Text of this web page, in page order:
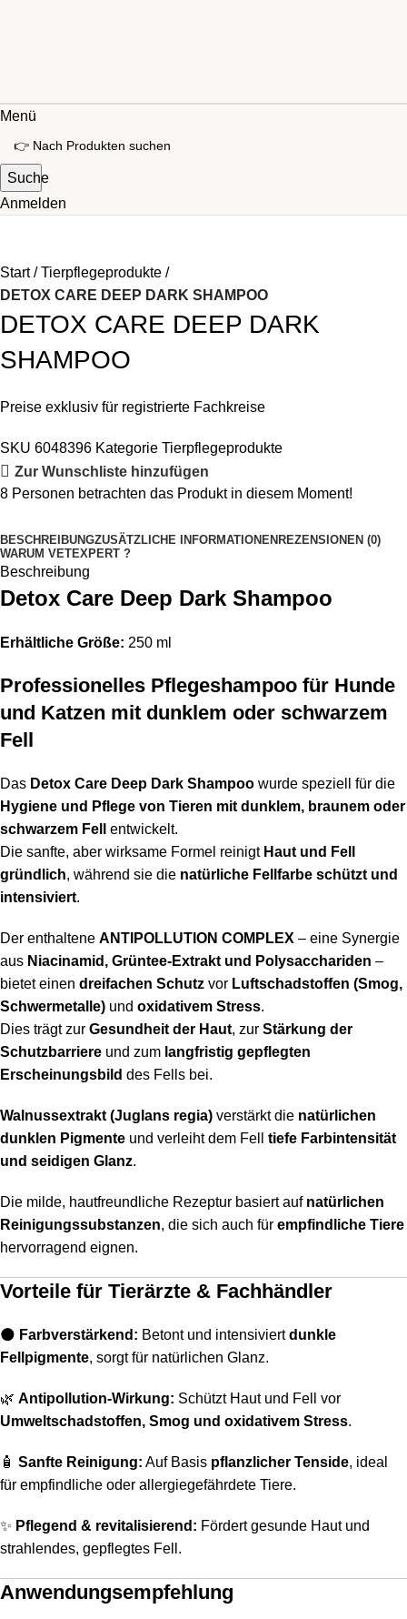
Menü
Suche
Anmelden
Start
Tierpflegeprodukte
DETOX CARE DEEP DARK SHAMPOO
DETOX CARE DEEP DARK
SHAMPOO
Preise exklusiv für registrierte Fachkreise
SKU 6048396 Kategorie Tierpflegeprodukte
Zur Wunschliste hinzufügen
8 Personen betrachten das Produkt in diesem Moment!
BESCHREIBUNGZUSÄTZLICHE INFORMATIONEN REZENSIONEN (0)
WARUM VETEXPERT ?
Beschreibung
Detox Care Deep Dark Shampoo
Erhältliche Größe: 250 ml
Professionelles Pflegeshampoo für Hunde
und Katzen mit dunklem oder schwarzem
Fell
Das Detox Care Deep Dark Shampoo wurde speziell für die
Hygiene und Pflege von Tieren mit dunklem, braunem oder
schwarzem Fell
entwickelt.
Die sanfte, aber wirksame Formel reinigt Haut und Fell
gründlich, während sie die natürliche Fellfarbe schützt und
intensiviert.
Der enthaltene ANTIPOLLUTION COMPLEX – eine Synergie
aus Niacinamid, Grüntee-Extrakt und Polysacchariden –
bietet einen dreifachen Schutz vor Luftschadstoffen (Smog,
Schwermetalle) und oxidativem Stress.
Dies trägt zur Gesundheit der Haut, zur Stärkung der
Schutzbarriere und zum langfristig gepflegten
Erscheinungsbild des Fells bei.
Walnussextrakt (Juglans regia) verstärkt die natürlichen
dunklen Pigmente und verleiht dem Fell tiefe Farbintensität
und seidigen Glanz.
Die milde, hautfreundliche Rezeptur basiert auf natürlichen
Reinigungssubstanzen, die sich auch für empfindliche Tiere
hervorragend eignen.
Vorteile für Tierärzte & Fachhändler
🌑 Farbverstärkend: Betont und intensiviertdunkle
Fellpigmente, sorgt für natürlichen Glanz.
🌿 Antipollution-Wirkung: Schützt Haut und Fell vor
Umweltschadstoffen, Smog und oxidativem Stress.
🧴 Sanfte Reinigung: Auf Basis pflanzlicher Tenside, ideal
für empfindliche oder allergiegefährdete Tiere.
✨ Pflegend & revitalisierend: Fördert gesunde Haut und
strahlendes, gepflegtes Fell.
Anwendungsempfehlung